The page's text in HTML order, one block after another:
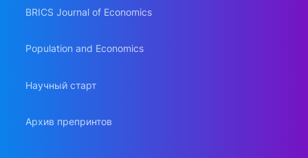
BRICS Journal of Economics
Population and Economics
Научный старт
Архив препринтов